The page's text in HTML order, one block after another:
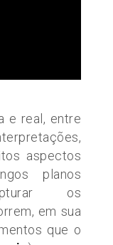
e real, entre
aspectos
planos
os
em sua
que o